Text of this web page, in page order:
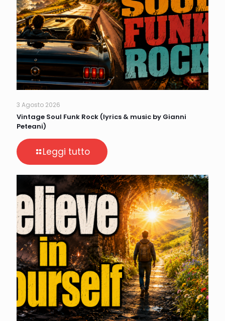
3 Agosto 2026
Vintage Soul Funk Rock (lyrics & music by Gianni
Peteani)
Leggi tutto